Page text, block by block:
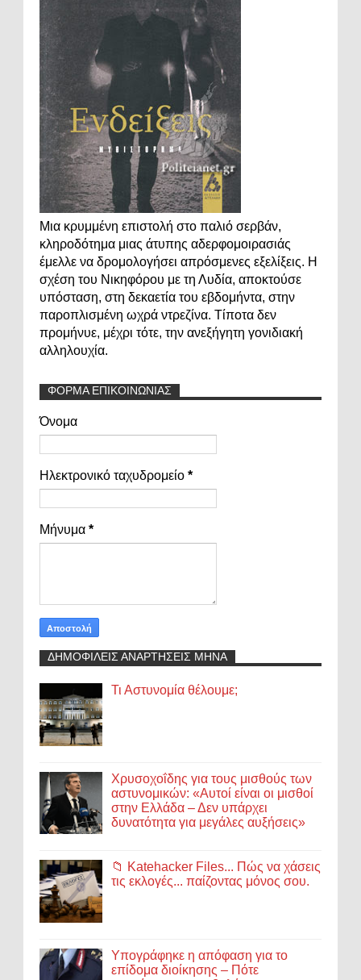
Μια κρυμμένη επιστολή στο παλιό σερβάν,
κληροδότημα μιας άτυπης αδερφομοιρασιάς
έμελλε να δρομολογήσει απρόσμενες εξελίξεις. Η
σχέση του Νικηφόρου με τη Λυδία, αποκτούσε
υπόσταση, στη δεκαετία του εβδομήντα, στην
παροπλισμένη ωχρά ντρεζίνα. Τίποτα δεν
προμήνυε, μέχρι τότε, την ανεξήγητη γονιδιακή
αλληλουχία.
ΦΟΡΜΑ ΕΠΙΚΟΙΝΩΝΙΑΣ
Όνομα
Ηλεκτρονικό ταχυδρομείο *
Μήνυμα *
ΔΗΜΟΦΙΛΕΙΣ ΑΝΑΡΤΗΣΕΙΣ ΜΗΝΑ
Τι Αστυνομία θέλουμε;
Χρυσοχοΐδης για τους μισθούς των
αστυνομικών: «Αυτοί είναι οι μισθοί
στην Ελλάδα – Δεν υπάρχει
δυνατότητα για μεγάλες αυξήσεις»
📁 Katehacker Files... Πώς να χάσεις
τις εκλογές... παίζοντας μόνος σου.
Υπογράφηκε η απόφαση για το
επίδομα διοίκησης – Πότε